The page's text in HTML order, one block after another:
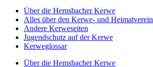
Über die Hemsbacher Kerwe
Alles über den Kerwe- und Heimatverein
Andere Kerweseiten
Jugendschutz auf der Kerwe
Kerweglossar
Über die Hemsbacher Kerwe